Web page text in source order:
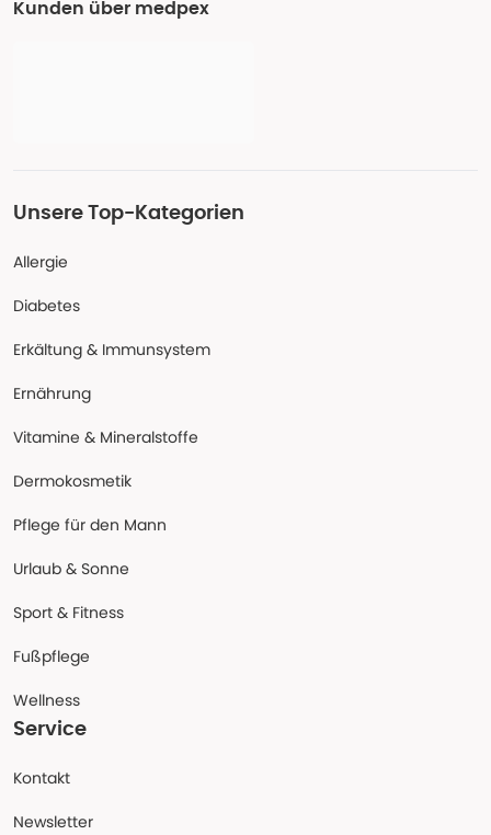
Kunden über medpex
Unsere Top-Kategorien
Allergie
Diabetes
Erkältung & Immunsystem
Ernährung
Vitamine & Mineralstoffe
Dermokosmetik
Pflege für den Mann
Urlaub & Sonne
Sport & Fitness
Fußpflege
Wellness
Service
Kontakt
Newsletter